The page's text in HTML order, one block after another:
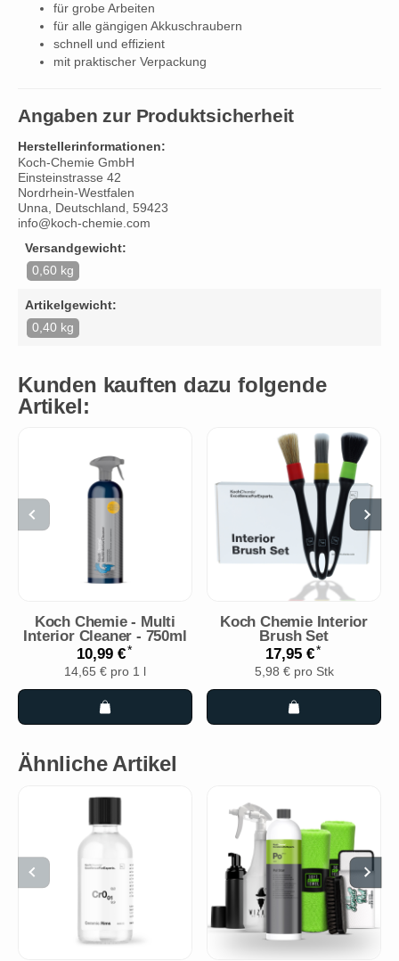
für grobe Arbeiten
für alle gängigen Akkuschraubern
schnell und effizient
mit praktischer Verpackung
Angaben zur Produktsicherheit
Herstellerinformationen:
Koch-Chemie GmbH
Einsteinstrasse 42
Nordrhein-Westfalen
Unna, Deutschland, 59423
info@koch-chemie.com
Versandgewicht:
0,60 kg
Artikelgewicht:
0,40 kg
Kunden kauften dazu folgende
Artikel:
Koch Chemie - Multi
Interior Cleaner - 750ml
10,99 €*
14,65 € pro 1 l
Koch Chemie Interior
Brush Set
17,95 €*
5,98 € pro Stk
Ähnliche Artikel